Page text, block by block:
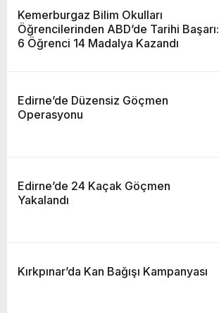
Kemerburgaz Bilim Okulları
Öğrencilerinden ABD’de Tarihi Başarı:
6 Öğrenci 14 Madalya Kazandı
Edirne’de Düzensiz Göçmen
Operasyonu
Edirne’de 24 Kaçak Göçmen
Yakalandı
Kırkpınar’da Kan Bağışı Kampanyası